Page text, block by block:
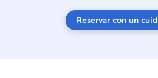
Reservar con un